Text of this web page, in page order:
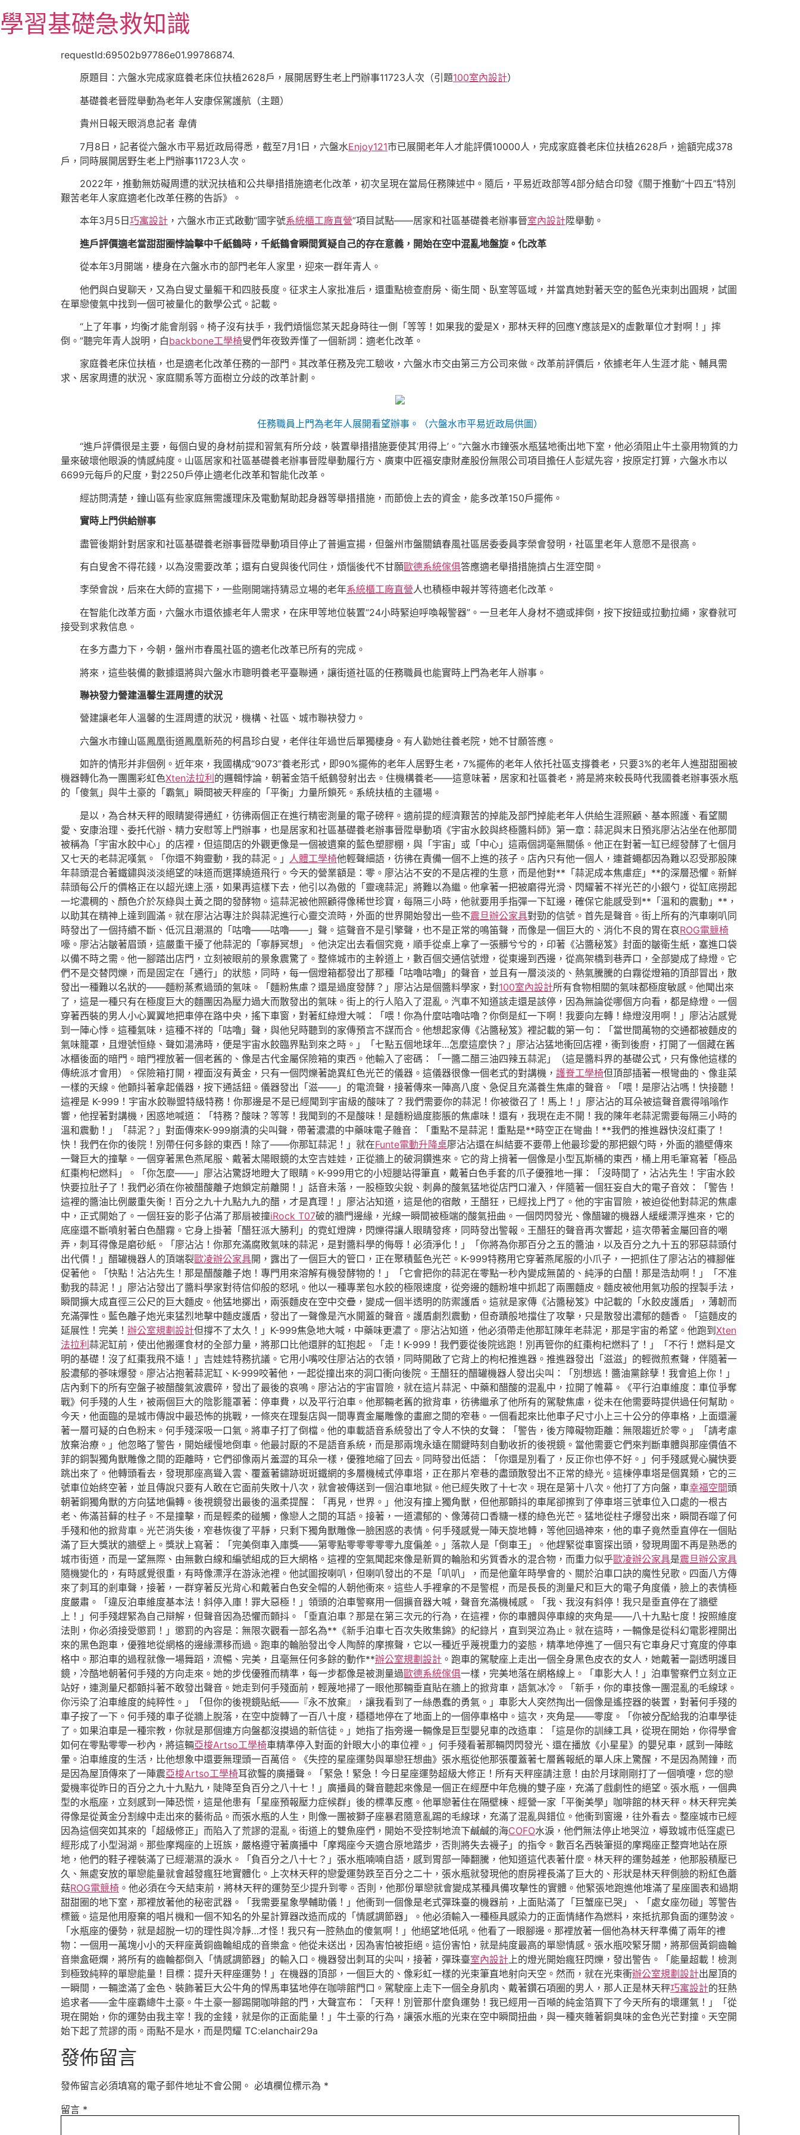
至
主
學習基礎急救知識
requestId:69502b97786e01.99786874.
原題目：六盤水完成家庭養老床位扶植2628戶，展開居野生老上門辦事11723人次（引題100室內設計）
基礎養老晉陞舉動為老年人安康保駕護航（主題）
貴州日報天眼消息記者 韋倩
7月8日，記者從六盤水市平易近政局得悉，截至7月1日，六盤水Enjoy121市已展開老年人才能評價10000人，完成家庭養老床位扶植2628戶，逾額完成378
戶，同時展開居野生老上門辦事11723人次。
2022年，推動無妨礙周遭的狀況扶植和公共舉措措施適老化改革，初次呈現在當局任務陳述中。隨后，平易近政部等4部分結合印發《關于推動“十四五”特別
艱苦老年人家庭適老化改革任務的告訴》。
本年3月5日 巧寓設計 ，六盤水市正式啟動“國字號系統櫃工廠直營”項目試點——居家和社區基礎養老辦事晉室內設計陞舉動。
進戶評價適老當甜甜圈悖論擊中千紙鶴時，千紙鶴會瞬間質疑自己的存在意義，開始在空中混亂地盤旋。化改革
從本年3月開端，棲身在六盤水市的部門老年人家里，迎來一群年青人。
他們與白叟聊天，又為白叟丈量軀干和四肢長度。征求主人家批准后，還重點檢查廚房、衛生間、臥室等區域，并當真她對著天空的藍色光束刺出圓規，試圖
在單戀傻氣中找到一個可被量化的數學公式。記載。
“上了年事，均衡才能會削弱。椅子沒有扶手，我們煩惱您某天起身時往一側「等等！如果我的愛是X，那林天秤的回應Y應該是X的虛數單位才對啊！」摔
倒。”聽完年青人說明，白backbone工學椅叟們年夜致弄懂了一個新詞：適老化改革。
家庭養老床位扶植，也是適老化改革任務的一部門。其改革任務及完工驗收，六盤水市交由第三方公司來做。改革前評價后，依據老年人生涯才能、輔具需
求、居家周遭的狀況、家庭關系等方面樹立分歧的改革計劃。
任務職員上門為老年人展開看望辦事。（六盤水市平易近政局供圖）
“進戶評價很是主要，每個白叟的身材前提和習氣有所分歧，裝置舉措措施要使其‘用得上’。”六盤水市鐘張水瓶猛地衝出地下室，他必須阻止牛土豪用物質的力
量來破壞他眼淚的情感純度。山區居家和社區基礎養老辦事晉陞舉動履行方、廣東中匠福安康財產股份無限公司項目擔任人彭斌先容，按原定打算，六盤水市以
6699元每戶的尺度，對2250戶停止適老化改革和智能化改革。
經訪問清楚，鐘山區有些家庭無需護理床及電動幫助起身器等舉措措施，而節儉上去的資金，能多改革150戶擺佈。
實時上門供給辦事
盡管後期針對居家和社區基礎養老辦事晉陞舉動項目停止了普遍宣揚，但盤州市盤關鎮春風社區居委委員李榮會發明，社區里老年人意愿不是很高。
有白叟舍不得花錢，以為沒需要改革；還有白叟與後代同住，煩惱後代不甘願歐德系統傢俱答應適老舉措措施擠占生涯空間。
李榮會說，后來在大師的宣揚下，一些剛開端持猜忌立場的老年系統櫃工廠直營人也積極申報并等待適老化改革。
在智能化改革方面，六盤水市還依據老年人需求，在床甲等地位裝置“24小時緊迫呼喚報警器”。一旦老年人身材不適或摔倒，按下按鈕或拉動拉繩，家眷就可
接受到求救信息。
在多方盡力下，今朝，盤州市春風社區的適老化改革已所有的完成。
將來，這些裝備的數據還將與六盤水市聰明養老平臺聯通，讓街道社區的任務職員也能實時上門為老年人辦事。
聯袂發力營建溫馨生涯周遭的狀況
營建讓老年人溫馨的生涯周遭的狀況，機構、社區、城市聯袂發力。
六盤水市鐘山區鳳凰街道鳳凰新苑的柯昌珍白叟，老伴往年過世后單獨棲身。有人勸她往養老院，她不甘願答應。
如許的情形并非個例。近年來，我國構成“9073”養老形式，即90%擺佈的老年人居野生老，7%擺佈的老年人依托社區支撐養老，只要3%的老年人進甜甜圈被
機器轉化為一團團彩虹色Xten法拉利 的邏輯悖論，朝著金箔千紙鶴發射出去。住機構養老——這意味著，居家和社區養老，將是將來較長時代我國養老辦事張水瓶
的「傻氣」與牛土豪的「霸氣」瞬間被天秤座的「平衡」力量所鎖死。系統扶植的主疆場。
是以，為合林天秤的眼睛變得通紅，彷彿兩個正在進行精密測量的電子磅秤。適前提的經濟艱苦的掉能及部門掉能老年人供給生涯照顧、基本照護、看望關
愛、安康治理、委托代辦、精力安慰等上門辦事，也是居家和社區基礎養老辦事晉陞舉動項《宇宙水餃與終極醬料師》第一章：蒜泥與末日預兆廖沾沾坐在他那間
被稱為「宇宙水餃中心」的店裡，但這間店的外觀更像是一個被遺棄的藍色塑膠棚，與「宇宙」或「中心」這兩個詞毫無關係。他正在對著一缸已經發酵了七個月
又七天的老蒜泥嘆氣。「你還不夠靈動，我的蒜泥。」 人體工學椅他輕聲細語，彷彿在責備一個不上進的孩子。店內只有他一個人，連蒼蠅都因為難以忍受那股陳
年蒜頭混合著鐵鏽與淡淡絕望的味道而選擇繞道飛行。今天的營業額是：零。廖沾沾不安的不是店裡的生意，而是他對**「蒜泥成本焦慮症」**的深層恐懼。新鮮
蒜頭每公斤的價格正在以超光速上漲，如果再這樣下去，他引以為傲的「靈魂蒜泥」將難以為繼。他拿著一把被磨得光滑、閃耀著不祥光芒的小銀勺，從缸底撈起
一坨濃稠的、顏色介於灰綠與土黃之間的發酵物。這蒜泥被他照顧得像稀世珍寶，每隔三小時，他就要用手指彈一下缸邊，確保它能感受到**「溫和的震動」**，
以助其在精神上達到圓滿。就在廖沾沾專注於與蒜泥進行心靈交流時，外面的世界開始發出一些不震旦辦公家具對勁的信號。首先是聲音。街上所有的汽車喇叭同
時發出了一個持續不斷、低沉且潮濕的「咕嚕——咕嚕——」聲。這聲音不是引擎聲，也不是正常的鳴笛聲，而像是一個巨大的、消化不良的胃在哀ROG電競椅
嚎。廖沾沾皺著眉頭，這嚴重干擾了他蒜泥的「寧靜冥想」。他決定出去看個究竟，順手從桌上拿了一張髒兮兮的，印著《沾醬秘笈》封面的皺衛生紙，塞進口袋
以備不時之需。他一腳踏出店門，立刻被眼前的景象震驚了。整條城市的主幹道上，數百個交通信號燈，從東邊到西邊，從高架橋到巷弄口，全部變成了綠燈。它
們不是交替閃爍，而是固定在「通行」的狀態，同時，每一個燈箱都發出了那種「咕嚕咕嚕」的聲音，並且有一層淡淡的、熱氣騰騰的白霧從燈箱的頂部冒出，散
發出一種難以名狀的——麵粉蒸煮過頭的氣味。「麵粉焦慮？還是過度發酵？」廖沾沾是個醬料學家，對100室內設計所有食物相關的氣味都極度敏感。他聞出來
了，這是一種只有在極度巨大的麵團因為壓力過大而散發出的氣味。街上的行人陷入了混亂。汽車不知道該走還是該停，因為無論從哪個方向看，都是綠燈。一個
穿著西裝的男人小心翼翼地把車停在路中央，搖下車窗，對著紅綠燈大喊：「喂！你為什麼咕嚕咕嚕？你倒是紅一下啊！我要向左轉！綠燈沒用啊！」廖沾沾感覺
到一陣心悸。這種氣味，這種不祥的「咕嚕」聲，與他兒時聽到的家傳預言不謀而合。他想起家傳《沾醬秘笈》裡記載的第一句：「當世間萬物的交通都被麵皮的
氣味籠罩，且燈號恒綠、聲如湯沸時，便是宇宙水餃臨界點到來之時。」「七點五個地球年…怎麼這麼快？」廖沾沾猛地衝回店裡，衝到後廚，打開了一個藏在舊
冰櫃後面的暗門。暗門裡放著一個老舊的、像是古代金屬保險箱的東西。他輸入了密碼：「一醬二醋三油四辣五蒜泥」（這是醬料界的基礎公式，只有像他這樣的
傳統派才會用）。保險箱打開，裡面沒有黃金，只有一個閃爍著詭異紅色光芒的儀器。這儀器很像一個老式的對講機， 護脊工學椅但頂部插著一根彎曲的、像韭菜
一樣的天線。他顫抖著拿起儀器，按下通話鈕。儀器發出「滋——」的電流聲，接著傳來一陣高八度、急促且充滿養生焦慮的聲音。「喂！是廖沾沾嗎！快接聽！
這裡是 K-999！宇宙水餃聯盟特級特務！你那邊是不是已經聞到宇宙級的酸味了？我們需要你的蒜泥！你被徵召了！馬上！」廖沾沾的耳朵被這聲音震得嗡嗡作
響，他捏著對講機，困惑地喊道：「特務？酸味？等等！我聞到的不是酸味！是麵粉過度膨脹的焦慮味！還有，我現在走不開！我的陳年老蒜泥需要每隔三小時的
溫和震動！」「蒜泥？」對面傳來K-999崩潰的尖叫聲，帶著濃濃的中藥味電子雜音：「重點不是蒜泥！重點是**時空正在彎曲！**我們的推進器快沒紅棗了！
快！我們在你的後院！別帶任何多餘的東西！除了——你那缸蒜泥！」就在Funte電動升降桌廖沾沾還在糾結要不要帶上他最珍愛的那把銀勺時，外面的牆壁傳來
一聲巨大的撞擊。一個穿著黑色燕尾服、戴著太陽眼鏡的太空吉娃娃，正從牆上的破洞鑽進來。它的背上揹著一個像是小型瓦斯桶的東西，桶上用毛筆寫著「極品
紅棗枸杞燃料」。「你怎麼——」廖沾沾驚訝地瞪大了眼睛。K-999用它的小短腿站得筆直，戴著白色手套的爪子優雅地一揮：「沒時間了，沾沾先生！宇宙水餃
快要拉肚子了！我們必須在你被醋酸離子炮鎖定前離開！」話音未落，一股極致尖銳、刺鼻的酸氣猛地從店門口灌入，伴隨著一個狂妄自大的電子音效：「警告！
這裡的醬油比例嚴重失衡！百分之九十九點九九的醋，才是真理！」廖沾沾知道，這是他的宿敵，王醋狂，已經找上門了。他的宇宙冒險，被迫從他對蒜泥的焦慮
中，正式開始了。一個狂妄的影子佔滿了那扇被撞iRock T07破的牆門邊緣，光線一瞬間被極端的酸氣扭曲。一個閃閃發光、像醋罐的機器人緩緩漂浮進來，它的
底座還不斷噴射著白色醋霧。它身上掛著「醋狂派大勝利」的霓虹燈牌，閃爍得讓人眼睛發疼，同時發出警報。王醋狂的聲音再次響起，這次帶著金屬回音的嘲
弄，刺耳得像是磨砂紙。「廖沾沾！你那充滿腐敗氣味的蒜泥，是對醬料學的侮辱！必須淨化！」「你將為你那百分之五的醬油，以及百分之九十五的邪惡蒜頭付
出代價！」醋罐機器人的頂端裂歐凌辦公家具開，露出了一個巨大的管口，正在聚積藍色光芒。K-999特務用它穿著燕尾服的小爪子，一把抓住了廖沾沾的褲腳催
促著他。「快點！沾沾先生！那是醋酸離子炮！專門用來溶解有機發酵物的！」「它會把你的蒜泥在零點一秒內變成無菌的、純淨的白醋！那是浩劫啊！」「不准
動我的蒜泥！」廖沾沾發出了醬料學家對待信仰般的怒吼。他以一種專業包水餃的極限速度，從旁邊的麵粉堆中抓起了兩團麵皮。麵皮被他用氣功般的捏製手法，
瞬間擴大成直徑三公尺的巨大麵皮。他猛地擲出，兩張麵皮在空中交疊，變成一個半透明的防禦護盾。這就是家傳《沾醬秘笈》中記載的「水餃皮護盾」，薄韌而
充滿彈性。藍色離子炮光束猛烈地擊中麵皮護盾，發出了一聲像是汽水開蓋的聲音。護盾劇烈震動，但奇蹟般地擋住了攻擊，只是散發出濃郁的麵香。「這麵皮的
延展性！完美！ 辦公室規劃設計但撐不了太久！」K-999焦急地大喊，中藥味更濃了。廖沾沾知道，他必須帶走他那缸陳年老蒜泥，那是宇宙的希望。他跑到Xten
法拉利蒜泥缸前，使出他搬運食材的全部力量，將那口比他還胖的缸抱起。「走！K-999！我們要從後院逃跑！別再管你的紅棗枸杞燃料了！」「不行！燃料是文
明的基礎！沒了紅棗我飛不遠！」吉娃娃特務抗議。它用小嘴咬住廖沾沾的衣領，同時開啟了它背上的枸杞推進器。推進器發出「滋滋」的輕微煎煮聲，伴隨著一
股濃郁的蔘味爆發。廖沾沾抱著蒜泥缸、K-999咬著他，一起從撞出來的洞口衝向後院。王醋狂的醋罐機器人發出尖叫：「別想逃！醬油黨餘孽！我會追上你！」
店內剩下的所有空盤子被醋酸氣波震碎，發出了最後的哀鳴。廖沾沾的宇宙冒險，就在這片蒜泥、中藥和醋酸的混亂中，拉開了帷幕。《平行泊車維度：車位爭奪
戰》何手殘的人生，被兩個巨大的陰影籠罩著：停車費，以及平行泊車。他那輛老舊的掀背車，彷彿繼承了他所有的駕駛焦慮，從未在他需要時提供過任何幫助。
今天，他面臨的是城市傳說中最恐怖的挑戰，一條夾在理髮店與一間專賣金屬雕像的畫廊之間的窄巷。一個看起來比他車子尺寸小上三十公分的停車格，上面還灑
著一層可疑的白色粉末。何手殘深吸一口氣。將車子打了倒檔。他的車載語音系統發出了令人不快的女聲：「警告，後方障礙物距離：無限趨近於零。」「請考慮
放棄治療。」他忽略了警告，開始緩慢地倒車。他最討厭的不是語音系統，而是那兩塊永遠在關鍵時刻自動收折的後視鏡。當他需要它們來判斷車體與那座價值不
菲的銅製獨角獸雕像之間的距離時，它們卻像兩片羞澀的耳朵一樣，優雅地縮了回去。同時發出低語：「你還是別看了，反正你也停不好。」何手殘感覺心臟快要
跳出來了。他轉頭看去，發現那座高聳入雲、覆蓋著鏽跡斑斑鐵網的多層機械式停車塔，正在那片窄巷的盡頭散發出不正常的綠光。這棟停車塔是個異類，它的三
號車位始終空著，並且傳說只要有人敢在它面前失敗十八次，就會被傳送到一個泊車地獄。他已經失敗了十七次。現在是第十八次。他打了方向盤，車幸福空間頭
朝著銅獨角獸的方向猛地偏轉。後視鏡發出最後的溫柔提醒：「再見，世界。」他沒有撞上獨角獸，但他那顫抖的車尾卻擦到了停車塔三號車位入口處的一根古
老、佈滿苔蘚的柱子。不是撞擊，而是輕柔的碰觸，像戀人之間的耳語。接著，一道濃郁的、像薄荷口香糖一樣的綠色光芒。猛地從柱子爆發出來，瞬間吞噬了何
手殘和他的掀背車。光芒消失後，窄巷恢復了平靜，只剩下獨角獸雕像一臉困惑的表情。何手殘感覺一陣天旋地轉，等他回過神來，他的車子竟然垂直停在一個貼
滿了巨大獎狀的牆壁上。獎狀上寫著：「完美倒車入庫獎——第零點零零零零零九度偏差。」落款人是「倒車王」。他趕緊從車窗探出頭，發現周圍不再是熟悉的
城市街道，而是一望無際、由無數白線和編號組成的巨大網格。這裡的空氣聞起來像是新買的輪胎和劣質香水的混合物，而重力似乎歐凌辦公家具是震旦辦公家具
隨機變化的，有時感覺很重，有時像漂浮在游泳池裡。他試圖按喇叭，但喇叭發出的不是「叭叭」，而是他童年時學會的、關於泊車口訣的魔性兒歌。四面八方傳
來了刺耳的剎車聲，接著，一群穿著反光背心和戴著白色安全帽的人朝他衝來。這些人手裡拿的不是警棍，而是長長的測量尺和巨大的電子角度儀，臉上的表情極
度嚴肅。「違反泊車維度基本法！斜停入庫！罪大惡極！」領頭的泊車警察用一個擴音器大喊，聲音充滿機械感。「我、我沒有斜停！我只是垂直停在了牆壁
上！」何手殘趕緊為自己辯解，但聲音因為恐懼而顫抖。「垂直泊車？那是在第三次元的行為，在這裡，你的車體與停車線的夾角是——八十九點七度！按照維度
法則，你必須接受懲罰！」懲罰的內容是：無限次觀看一部名為**《新手泊車七百次失敗集錦》的紀錄片，直到哭泣為止。就在這時，一輛像是從科幻電影裡開出
來的黑色跑車，優雅地從網格的邊緣漂移而過。跑車的輪胎發出令人陶醉的摩擦聲，它以一種近乎蔑視重力的姿態，精準地停進了一個只有它車身尺寸寬度的停車
格中。那泊車的過程就像一場舞蹈，流暢、完美，且毫無任何多餘的動作**辦公室規劃設計 。跑車的駕駛座上走出一個全身黑色皮衣的女人，她戴著一副透明護目
鏡，冷酷地朝著何手殘的方向走來。她的步伐優雅而精準，每一步都像是被測量過歐德系統傢俱一樣，完美地落在網格線上。「車影大人！」泊車警察們立刻立正
站好，連測量尺都顫抖著不敢發出聲音。她走到何手殘面前，輕蔑地掃了一眼他那輛垂直貼在牆上的掀背車，語氣冰冷。「新手，你的車技像一團混亂的毛線球。
你污染了泊車維度的純粹性。」「但你的後視鏡貼紙——『永不放棄』，讓我看到了一絲愚蠢的勇氣。」車影大人突然掏出一個像是遙控器的裝置，對著何手殘的
車子按了一下。何手殘的車子從牆上脫落，在空中旋轉了一百八十度，穩穩地停在了地面上的一個停車格中。這次，夾角是——零度。「你被分配給我的泊車學徒
了。如果泊車是一種宗教，你就是那個連方向盤都沒摸過的新信徒。」她指了指旁邊一輛像是巨型嬰兒車的改造車：「這是你的訓練工具，從現在開始，你得學會
如何在零點零零一秒內，將這輛亞梭Artso工學椅車精準停入對面的針眼大小的車位裡。」何手殘看著那輛閃閃發光、還在播放《小星星》的嬰兒車，感到一陣眩
暈。泊車維度的生活，比他想象中還要無理頭一百萬倍。《失控的星座運勢與單戀狂想曲》張水瓶從他那張覆蓋著七層舊報紙的單人床上驚醒，不是因為鬧鐘，而
是因為屋頂傳來了一陣震亞梭Artso工學椅耳欲聾的廣播聲。「緊急！緊急！今日星座運勢超級大修正！所有天秤座請注意！由於月球剛剛打了一個噴嚏，您的戀
愛機率從昨日的百分之九十九點九，陡降至負百分之八十七！」廣播員的聲音聽起來像是一個正在經歷中年危機的雙子座，充滿了戲劇性的絕望。張水瓶，一個典
型的水瓶座，立刻感到一陣恐慌，這是他患有「星座預報壓力症候群」後的標準反應。他單戀著住在隔壁棟、經營一家「平衡美學」咖啡館的林天秤。林天秤完美
得像是從黃金分割線中走出來的藝術品。而張水瓶的人生，則像一團被獅子座暴君隨意亂踢的毛線球，充滿了混亂與錯位。他衝到窗邊，往外看去。整座城市已經
因為這個突如其來的「超級修正」而陷入了荒謬的混亂。街道上的雙魚座們，開始不受控制地流下鹹鹹的海COFO水淚，他們無法停止地哭泣，導致城市低窪處已
經形成了小型潟湖。那些摩羯座的上班族，嚴格遵守著廣播中「摩羯座今天適合原地踏步，否則將失去襪子」的指令。數百名西裝筆挺的摩羯座正整齊地站在原
地，他們的鞋子裡裝滿了已經潮濕的淚水。「負百分之八十七？」張水瓶喃喃自語，感到胃部一陣翻騰，他知道這代表著什麼。林天秤的運勢越差，他那股積壓已
久、無處安放的單戀能量就會越發瘋狂地實體化。上次林天秤的戀愛運勢跌至百分之二十，張水瓶就發現他的廚房裡長滿了巨大的、形狀是林天秤側臉的粉紅色蘑
菇ROG電競椅 。他必須在今天結束前，將林天秤的運勢至少提升到零。否則，他那份單戀就會變成某種具備攻擊性的實體。他緊張地跑進他堆滿了星座圖表和過期
甜甜圈的地下室，那裡放著他的秘密武器。「我需要星象學輔助儀！」他衝到一個像是老式彈珠臺的機器前，上面貼滿了「巨蟹座已哭」、「處女座勿碰」等警告
標籤。這是他用廢棄的唱片機和一個不知名的外星計算器改造而成的「情感調節器」。他必須輸入一種極具感染力的正面情緒作為燃料，來抵抗那負面的運勢波。
「水瓶座的優勢，就是超脫一切的理性與冷靜…才怪！我只有一腔熱血的傻氣啊！」他絕望地低吼。他看了一眼腳邊。那裡放著一個他為林天秤準備了兩年的禮
物：一個用一萬塊小小的天秤座黃銅齒輪組成的音樂盒。他從未送出，因為害怕被拒絕。這份害怕，就是純度最高的單戀情感。張水瓶咬緊牙關，將那個黃銅齒輪
音樂盒砸爛，將所有的齒輪都倒入「情感調節器」的輸入口。機器發出刺耳的尖叫，接著，彈珠臺室內設計 上的燈光開始瘋狂閃爍，發出警告。「能量超載！檢測
到極致純粹的單戀能量！目標：提升天秤座運勢！」在機器的頂部，一個巨大的、像彩虹一樣的光束筆直地射向天空。然而，就在光束衝辦公室規劃設計出屋頂的
一瞬間，一輛塗滿了金色、裝飾著巨大公牛角的悍馬車猛地停在咖啡館門口。駕駛座上走下一個全身肌肉、戴著鑽石項圈的男人，那人正是林天秤巧寓設計的狂熱
追求者——金牛座霸總牛土豪。牛土豪一腳踢開咖啡館的門，大聲宣布：「天秤！別管那什麼負運勢！我已經用一百噸的純金箔買下了今天所有的壞運氣！」「從
現在開始，你的運勢由我主宰！我的金錢，就是你的正面能量！」牛土豪的行為，讓張水瓶的光束在空中瞬間扭曲，與一種夾雜著銅臭味的金色光芒對撞。天空開
始下起了荒謬的雨。雨點不是水，而是閃耀 TC:elanchair29a
發佈留言
發佈留言必須填寫的電子郵件地址不會公開。 必填欄位標示為 *
留言 *